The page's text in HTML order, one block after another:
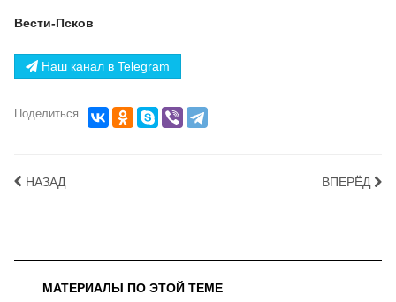
Вести-Псков
Наш канал в Telegram
Поделиться
НАЗАД ВПЕРЁД
МАТЕРИАЛЫ ПО ЭТОЙ ТЕМЕ